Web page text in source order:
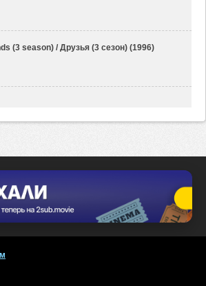
(3 season) / Друзья (3 сезон) (1996)